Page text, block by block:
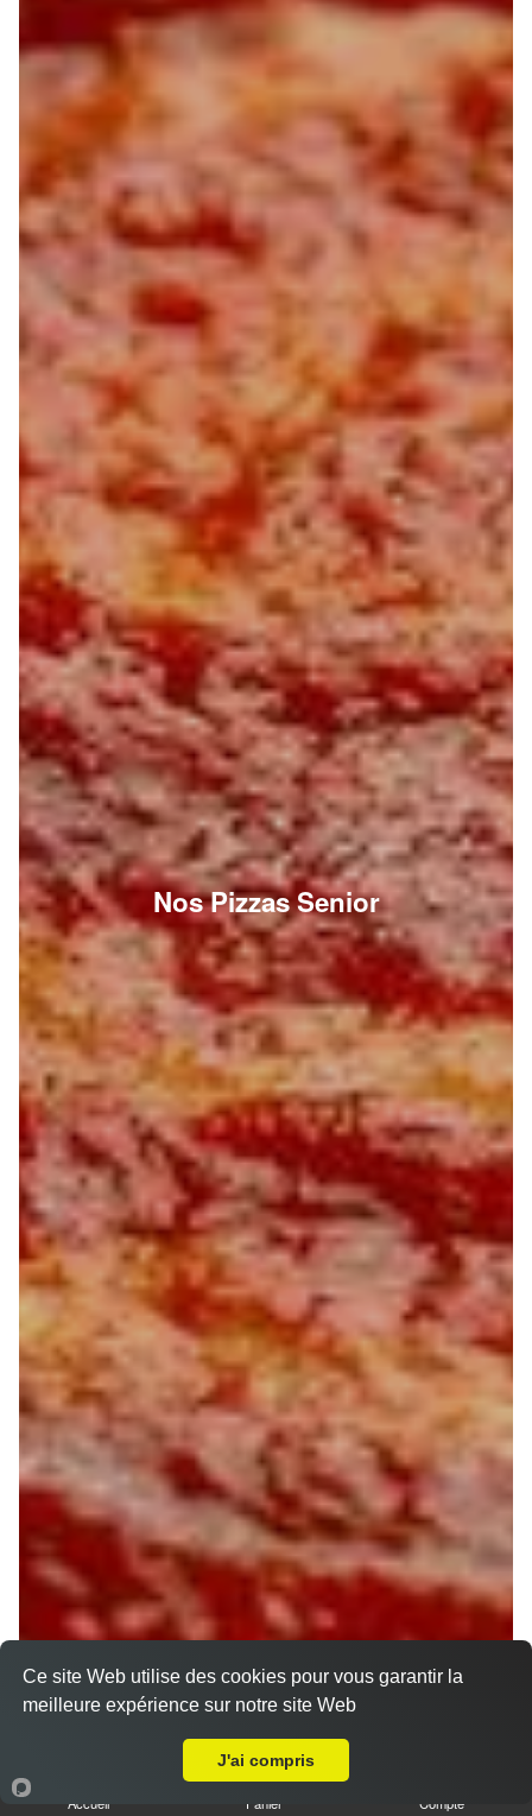
Nos Pizzas Senior
Accueil Panier Compte
Ce site Web utilise des cookies pour vous garantir la
meilleure expérience sur notre site Web
J'ai compris